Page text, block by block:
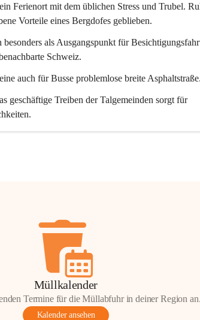
Ferienort mit dem üblichen Stress und Trubel.
Vorteile eines Bergdofes geblieben.
als Ausgangspunkt für
Schweiz.
auch für Busse problemlose breite
geschäftige Treiben der Talgemeinden sorgt für
Müllkalender
Termine für die Müllabfuhr in deiner Region
Kalender ansehen